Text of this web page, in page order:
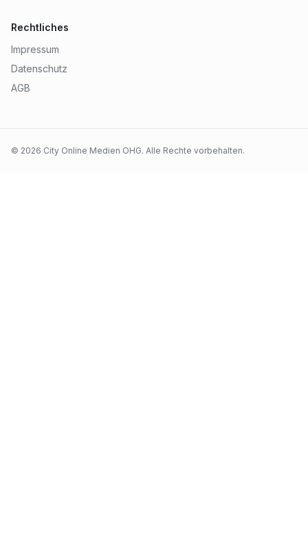
Rechtliches
Impressum
Datenschutz
AGB
© 2026 City Online Medien OHG. Alle Rechte vorbehalten.